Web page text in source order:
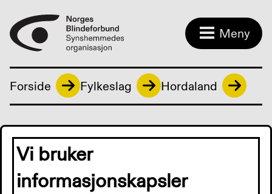
Meny
Forside Fylkeslag Hordaland
Førerhundklubben
medlemsmøter.
Vi bruker
informasjonskapsler